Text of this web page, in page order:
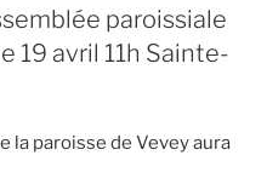
paroissiale
19 avril 11h Sainte-
la paroisse de Vevey aura